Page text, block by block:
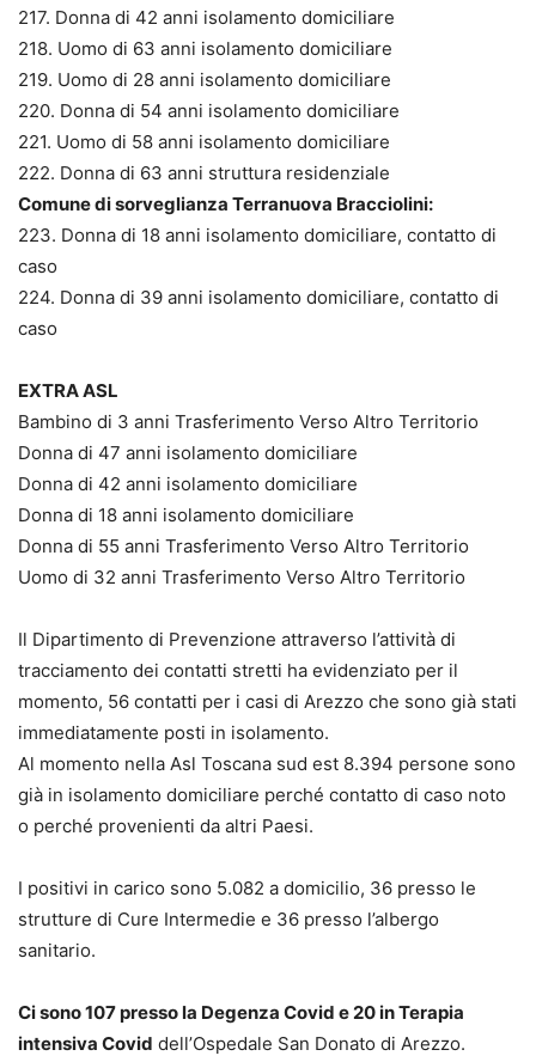
217. Donna di 42 anni isolamento domiciliare
218. Uomo di 63 anni isolamento domiciliare
219. Uomo di 28 anni isolamento domiciliare
220. Donna di 54 anni isolamento domiciliare
221. Uomo di 58 anni isolamento domiciliare
222. Donna di 63 anni struttura residenziale
Comune di sorveglianza Terranuova Bracciolini:
223. Donna di 18 anni isolamento domiciliare, contatto di
caso
224. Donna di 39 anni isolamento domiciliare, contatto di
caso
EXTRA ASL
Bambino di 3 anni Trasferimento Verso Altro Territorio
Donna di 47 anni isolamento domiciliare
Donna di 42 anni isolamento domiciliare
Donna di 18 anni isolamento domiciliare
Donna di 55 anni Trasferimento Verso Altro Territorio
Uomo di 32 anni Trasferimento Verso Altro Territorio
Il Dipartimento di Prevenzione attraverso l’attività di
tracciamento dei contatti stretti ha evidenziato per il
momento, 56 contatti per i casi di Arezzo che sono già stati
immediatamente posti in isolamento.
Al momento nella Asl Toscana sud est 8.394 persone sono
già in isolamento domiciliare perché contatto di caso noto
o perché provenienti da altri Paesi.
I positivi in carico sono 5.082 a domicilio, 36 presso le
strutture di Cure Intermedie e 36 presso l’albergo
sanitario.
Ci sono 107 presso la Degenza Covid e 20 in Terapia
intensiva Covid dell’Ospedale San Donato di Arezzo.